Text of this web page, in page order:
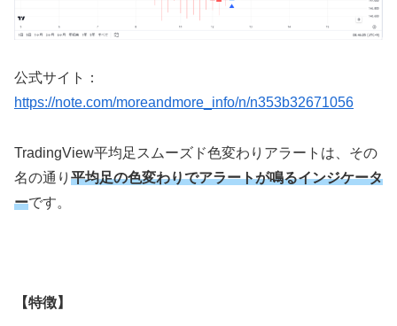
公式サイト
：
https://note.com/moreandmore_info/n/n353b32671056
TradingView平均足スムーズド色変わりアラートは、その
名の通り 平均足の色変わりでアラートが鳴るインジケータ
ーです。
【特徴】